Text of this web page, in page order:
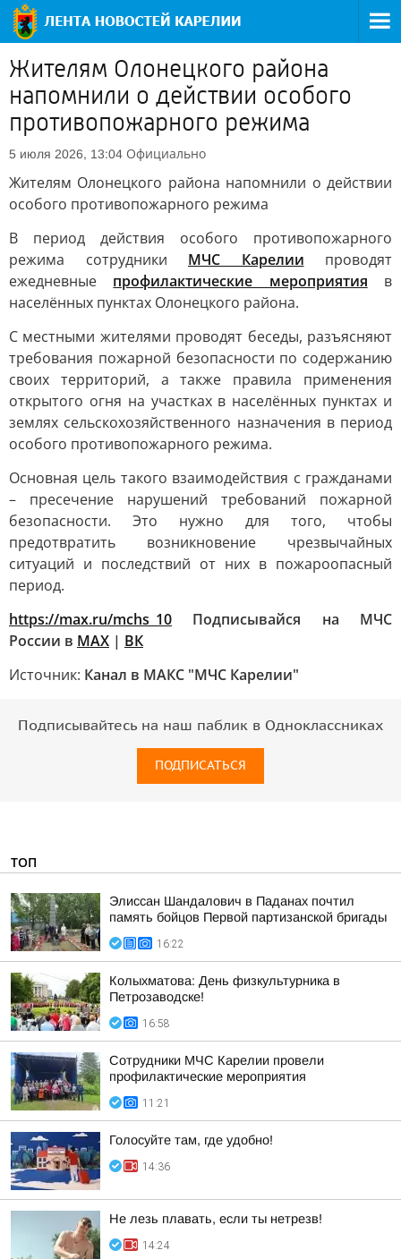
Жителям Олонецкого района
напомнили о действии особого
противопожарного режима
5 июля 2026, 13:04 Официально
Жителям Олонецкого района напомнили о действии
особого противопожарного режима
В период действия особого противопожарного
режима сотрудники МЧС Карелии проводят
ежедневные профилактические мероприятия
в
населённых пунктах Олонецкого района.
С местными жителями проводят беседы, разъясняют
требования пожарной безопасности по содержанию
своих территорий, а также правила применения
открытого огня на участках в населённых пунктах и
землях сельскохозяйственного назначения в период
особого противопожарного режима.
Основная цель такого взаимодействия с гражданами
– пресечение нарушений требований пожарной
безопасности. Это нужно для того, чтобы
предотвратить возникновение чрезвычайных
ситуаций и последствий от них в пожароопасный
период.
https://max.ru/mchs_10 Подписывайся на МЧС
России в MAX | ВК
Источник: Канал в МАКС "МЧС Карелии"
Подписывайтесь на наш паблик в Одноклассниках
ПОДПИСАТЬСЯ
ТОП
Элиссан Шандалович в Паданах почтил
память бойцов Первой партизанской бригады
16:22
Колыхматова: День физкультурника в
Петрозаводске!
16:58
Сотрудники МЧС Карелии провели
профилактические мероприятия
11:21
Голосуйте там, где удобно!
14:36
Не лезь плавать, если ты нетрезв!
14:24